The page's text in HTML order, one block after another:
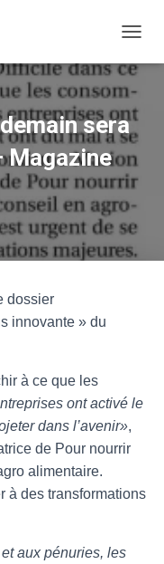
sera
Magazine
dossier
innovante » du
à ce que les
ont activé le
dans l’avenir»,
de Pour nourrir
alimentaire.
à des transformations
aux pénuries, les